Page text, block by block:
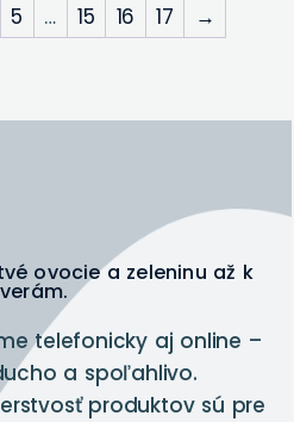
5 … 15 16 17 →
ovocie a zeleninu až k
telefonicky aj online –
a spoľahlivo.
produktov sú pre